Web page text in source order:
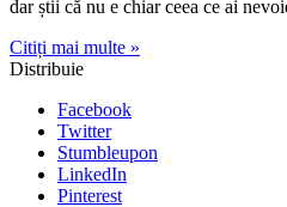
dar știi că nu e chiar ceea ce ai
Citiți mai multe »
Distribuie
Facebook
Twitter
Stumbleupon
LinkedIn
Pinterest